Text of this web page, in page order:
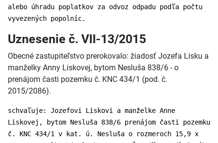
alebo úhradu poplatkov za odvoz odpadu podľa počtu
vyvezených popolníc.
Uznesenie č. VII-13/2015
Obecné zastupiteľstvo prerokovalo: žiadosť Jozefa Lisku a
manželky Anny Liskovej, bytom Nesluša 838/6 - o
prenájom časti pozemku č. KNC 434/1 (pod. č.
2015/2086).
schvaľuje: Jozefovi Liskovi a manželke Anne
Liskovej, bytom Nesluša 838/6 prenájom časti pozemku
č. KNC 434/1 v kat. ú. Nesluša o rozmeroch 15,9 x